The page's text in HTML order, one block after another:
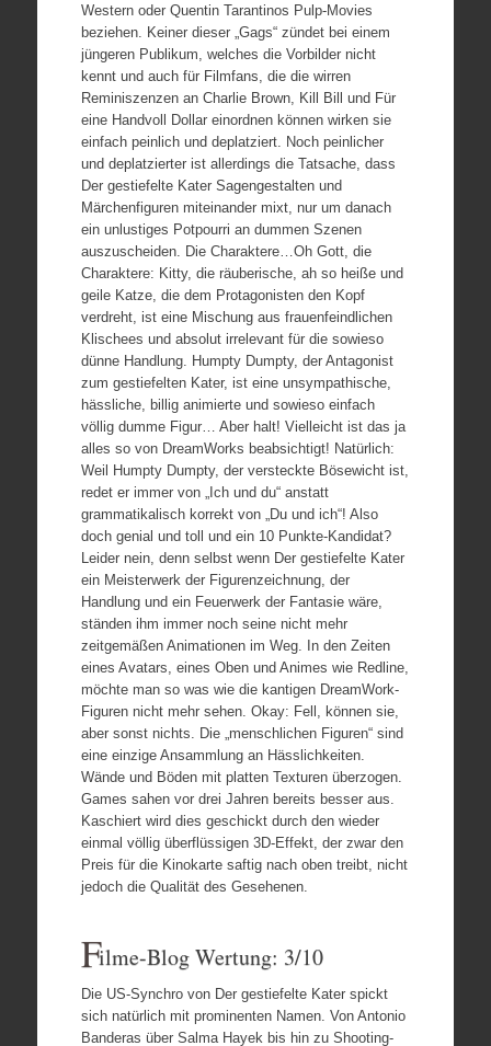
Western oder Quentin Tarantinos Pulp-Movies
beziehen. Keiner dieser „Gags“ zündet bei einem
jüngeren Publikum, welches die Vorbilder nicht
kennt und auch für Filmfans, die die wirren
Reminiszenzen an Charlie Brown, Kill Bill und Für
eine Handvoll Dollar einordnen können wirken sie
einfach peinlich und deplatziert. Noch peinlicher
und deplatzierter ist allerdings die Tatsache, dass
Der gestiefelte Kater Sagengestalten und
Märchenfiguren miteinander mixt, nur um danach
ein unlustiges Potpourri an dummen Szenen
auszuscheiden. Die Charaktere…Oh Gott, die
Charaktere: Kitty, die räuberische, ah so heiße und
geile Katze, die dem Protagonisten den Kopf
verdreht, ist eine Mischung aus frauenfeindlichen
Klischees und absolut irrelevant für die sowieso
dünne Handlung. Humpty Dumpty, der Antagonist
zum gestiefelten Kater, ist eine unsympathische,
hässliche, billig animierte und sowieso einfach
völlig dumme Figur… Aber halt! Vielleicht ist das ja
alles so von DreamWorks beabsichtigt! Natürlich:
Weil Humpty Dumpty, der versteckte Bösewicht ist,
redet er immer von „Ich und du“ anstatt
grammatikalisch korrekt von „Du und ich“! Also
doch genial und toll und ein 10 Punkte-Kandidat?
Leider nein, denn selbst wenn Der gestiefelte Kater
ein Meisterwerk der Figurenzeichnung, der
Handlung und ein Feuerwerk der Fantasie wäre,
ständen ihm immer noch seine nicht mehr
zeitgemäßen Animationen im Weg. In den Zeiten
eines Avatars, eines Oben und Animes wie Redline,
möchte man so was wie die kantigen DreamWork-
Figuren nicht mehr sehen. Okay: Fell, können sie,
aber sonst nichts. Die „menschlichen Figuren“ sind
eine einzige Ansammlung an Hässlichkeiten.
Wände und Böden mit platten Texturen überzogen.
Games sahen vor drei Jahren bereits besser aus.
Kaschiert wird dies geschickt durch den wieder
einmal völlig überflüssigen 3D-Effekt, der zwar den
Preis für die Kinokarte saftig nach oben treibt, nicht
jedoch die Qualität des Gesehenen.
Filme-Blog Wertung: 3/10
Die US-Synchro von Der gestiefelte Kater spickt
sich natürlich mit prominenten Namen. Von Antonio
Banderas über Salma Hayek bis hin zu Shooting-